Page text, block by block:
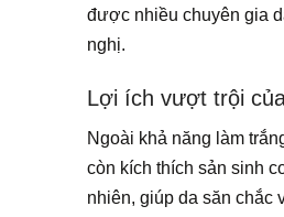
được nhiều chuyên gia
nghị.
Lợi ích vượt trội
Ngoài khả năng làm
còn kích thích sản sinh
nhiên, giúp da săn chắc